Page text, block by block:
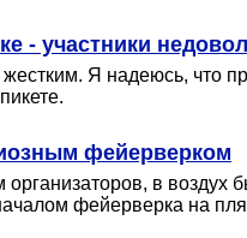
- участники
Я надеюсь, что
фейерверком
в
фейерверка на